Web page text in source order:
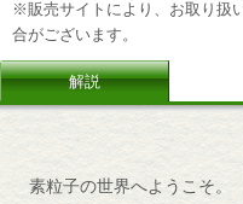
※販売サイトにより、お取り扱
合がございます。
解説
素粒子の世界へようこそ。